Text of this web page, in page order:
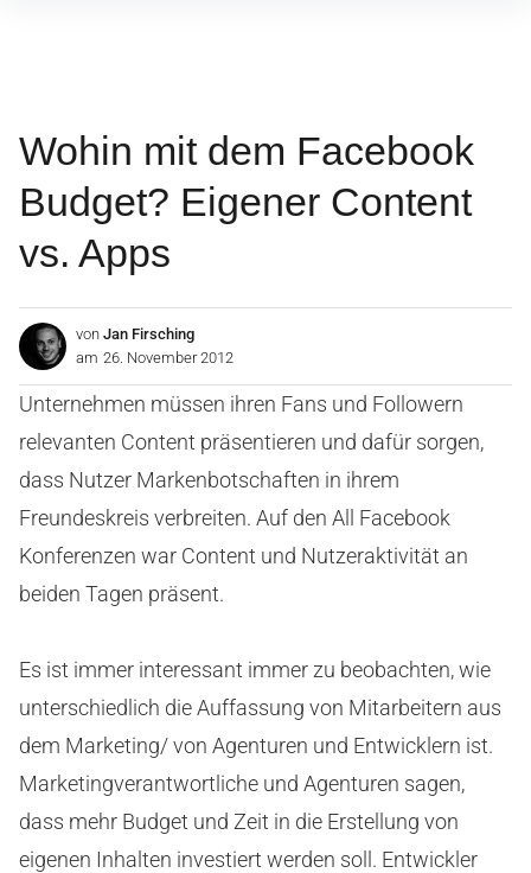
Wohin mit dem Facebook
Budget? Eigener Content
vs. Apps
von Jan Firsching
am 26. November 2012
Unternehmen müssen ihren Fans und Followern
relevanten Content präsentieren und dafür sorgen,
dass Nutzer Markenbotschaften in ihrem
Freundeskreis verbreiten. Auf den All Facebook
Konferenzen war Content und Nutzeraktivität an
beiden Tagen präsent.
Es ist immer interessant immer zu beobachten, wie
unterschiedlich die Auffassung von Mitarbeitern aus
dem Marketing/ von Agenturen und Entwicklern ist.
Marketingverantwortliche und Agenturen sagen,
dass mehr Budget und Zeit in die Erstellung von
eigenen Inhalten investiert werden soll. Entwickler